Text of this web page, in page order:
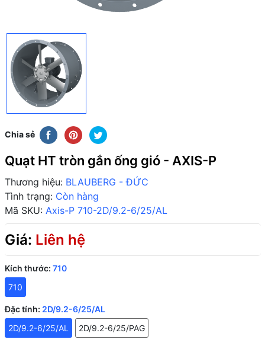
Chia sẻ
Quạt HT tròn gắn ống gió - AXIS-P
Thương hiệu: BLAUBERG - ĐỨC
Tình trạng: Còn hàng
Mã SKU: Axis-P 710-2D/9.2-6/25/AL
Giá: Liên hệ
Kích thước: 710
710
Đặc tính: 2D/9.2-6/25/AL
2D/9.2-6/25/AL
2D/9.2-6/25/PAG